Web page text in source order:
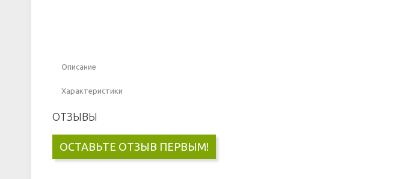
Описание
Характеристики
ОТЗЫВЫ
ОСТАВЬТЕ ОТЗЫВ ПЕРВЫМ!